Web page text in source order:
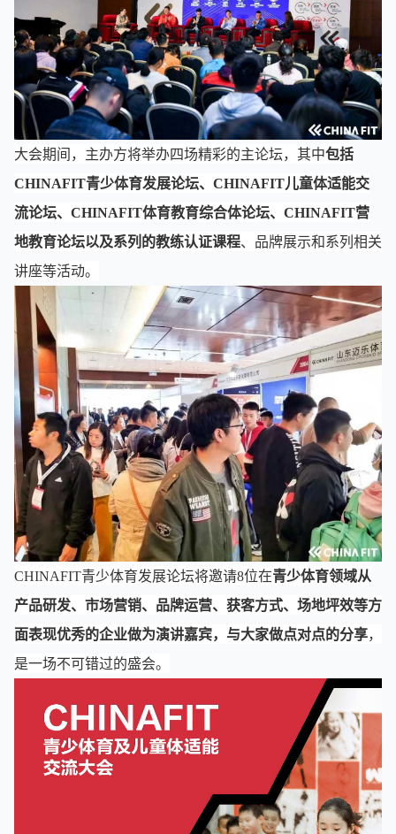
大会期间，主办方将举办四场精彩的主论坛，其中包括
CHINAFIT青少体育发展论坛、CHINAFIT儿童体适能交
流论坛、CHINAFIT体育教育综合体论坛、CHINAFIT营
地教育论坛以及系列的教练认证课程、品牌展示和系列相关
讲座等活动。
CHINAFIT青少体育发展论坛将邀请8位在青少体育领域从
产品研发、市场营销、品牌运营、获客方式、场地坪效等方
面表现优秀的企业做为演讲嘉宾，与大家做点对点的分享，
是一场不可错过的盛会。